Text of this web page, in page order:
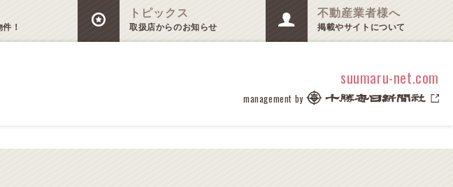
！
トピックス
取扱店からのお知らせ
不動産業者様へ
掲載やサイトについて
suumaru-net.com
management by